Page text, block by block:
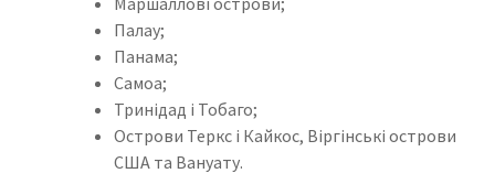
Палау;
Панама;
Самоа;
Тринідад і Тобаго;
Острови Теркс і Кайкос, Віргінські острови
США та Вануату.